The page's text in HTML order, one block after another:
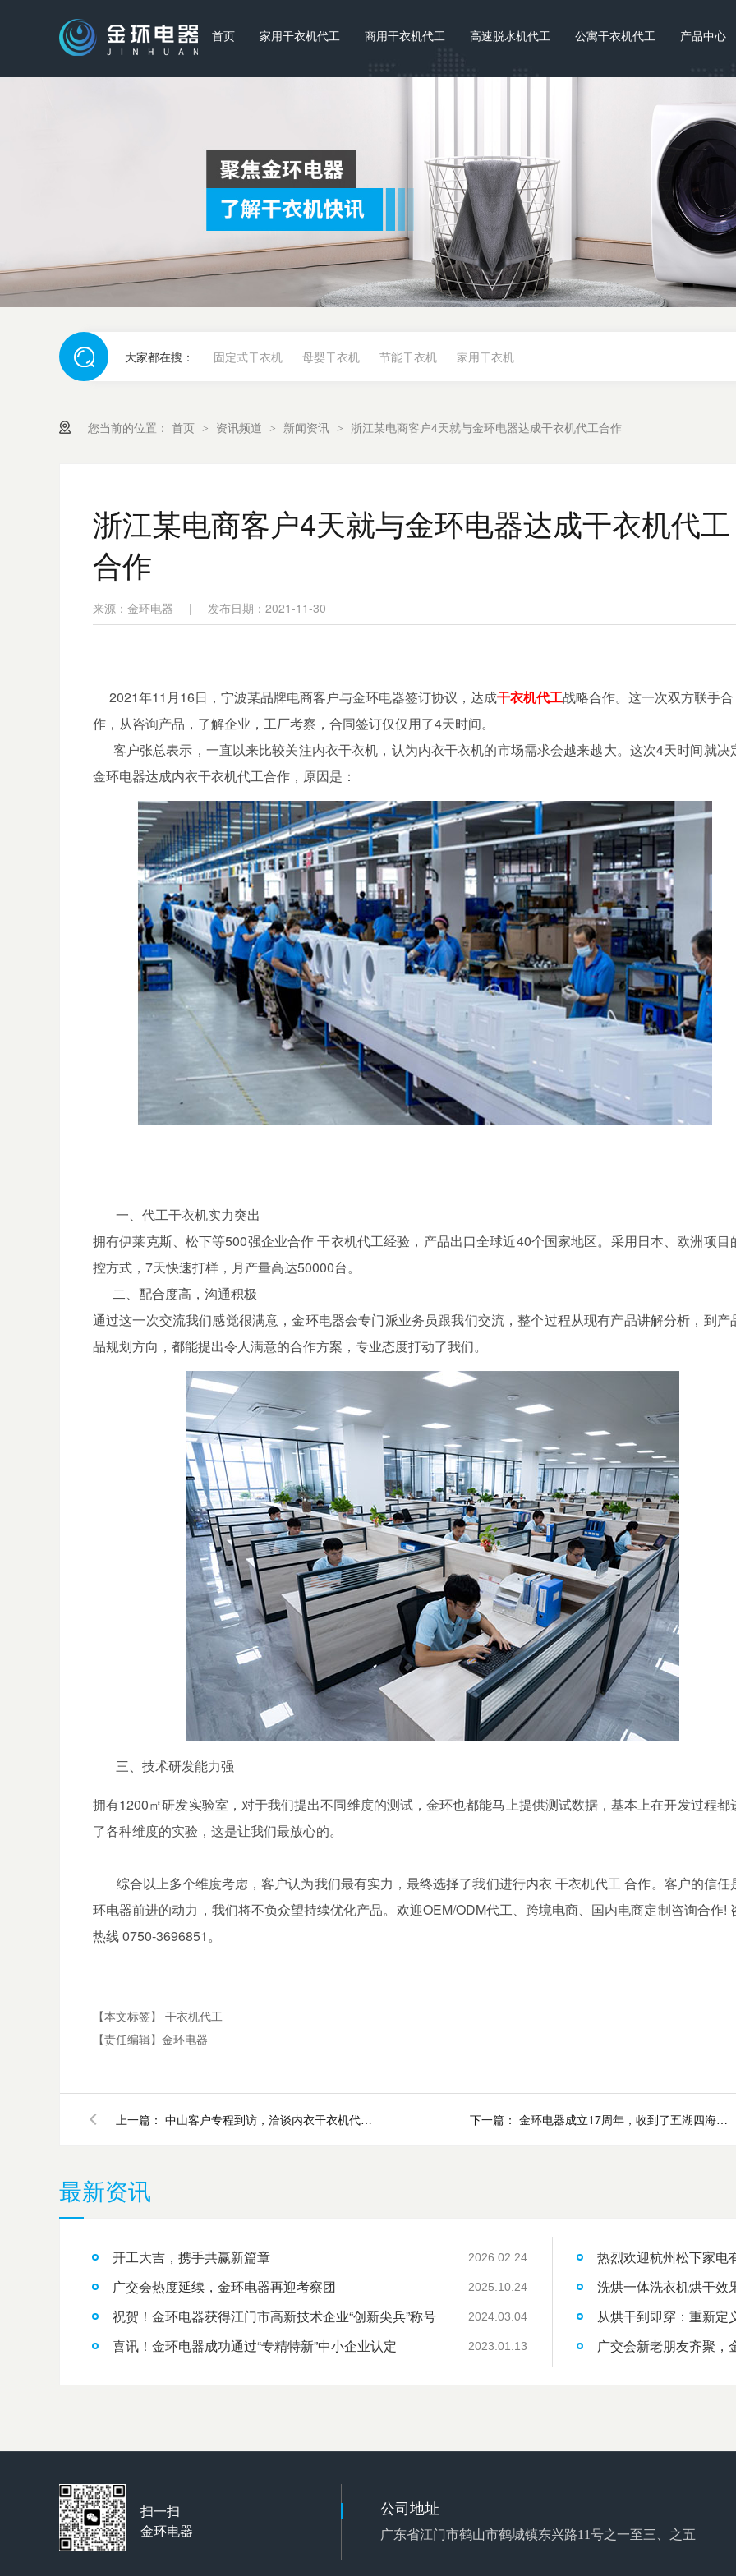
首页 家用干衣机代工 商用干衣机代工 高速脱水机代工 公寓干衣机代工 产品中心
大家都在搜： 固定式干衣机 母婴干衣机 节能干衣机 家用干衣机
您当前的位置： 首页 > 资讯频道 > 新闻资讯 > 浙江某电商客户4天就与金环电器达成干衣机代工合作
浙江某电商客户4天就与金环电器达成干衣机代工
合作
来源：金环电器 | 发布日期：2021-11-30
2021年11月16日，宁波某品牌电商客户与金环电器签订协议，达成干衣机代工战略合作。这一次双方联手合
作，从咨询产品，了解企业，工厂考察，合同签订仅仅用了4天时间。
客户张总表示，一直以来比较关注内衣干衣机，认为内衣干衣机的市场需求会越来越大。这次4天时间就决
金环电器达成内衣干衣机代工合作，原因是：
一、代工干衣机实力突出
拥有伊莱克斯、松下等500强企业合作干衣机代工经验，产品出口全球近40个国家地区。采用日本、欧洲项目
控方式，7天快速打样，月产量高达50000台。
二、配合度高，沟通积极
通过这一次交流我们感觉很满意，金环电器会专门派业务员跟我们交流，整个过程从现有产品讲解分析，到产
品规划方向，都能提出令人满意的合作方案，专业态度打动了我们。
三、技术研发能力强
拥有1200㎡研发实验室，对于我们提出不同维度的测试，金环也都能马上提供测试数据，基本上在开发过程都
了各种维度的实验，这是让我们最放心的。
综合以上多个维度考虑，客户认为我们最有实力，最终选择了我们进行内衣 干衣机代工合作。客户的信任
环电器前进的动力，我们将不负众望持续优化产品。欢迎OEM/ODM代工、跨境电商、国内电商定制咨询合作!
热线 0750-3696851。
【本文标签】 干衣机代工
【责任编辑】 金环电器
上一篇： 中山客户专程到访，洽谈内衣干衣机代工业务 下一篇： 金环电器成立17周年，收到了五湖四海的客户祝福
最新资讯
开工大吉，携手共赢新篇章 2026.02.24
广交会热度延续，金环电器再迎考察团 2025.10.24
祝贺！金环电器获得江门市高新技术企业“创新尖兵”称号 2024.03.04
喜讯！金环电器成功通过“专精特新”中小企业认定 2023.01.13
热烈欢迎杭州松下家电
洗烘一体洗衣机烘干效
从烘干到即穿：重新定
广交会新老朋友齐聚，
扫一扫
金环电器
公司地址
广东省江门市鹤山市鹤城镇东兴路11号之一至三、之五